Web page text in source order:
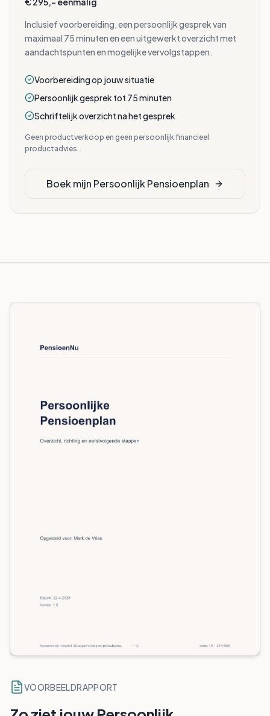
€ 295,- eenmalig
Inclusief voorbereiding, een persoonlijk gesprek van
maximaal 75 minuten en een uitgewerkt overzicht met
aandachtspunten en mogelijke vervolgstappen.
Voorbereiding op jouw situatie
Persoonlijk gesprek tot 75 minuten
Schriftelijk overzicht na het gesprek
Geen productverkoop en geen persoonlijk financieel
productadvies.
Boek mijn Persoonlijk Pensioenplan
VOORBEELDRAPPORT